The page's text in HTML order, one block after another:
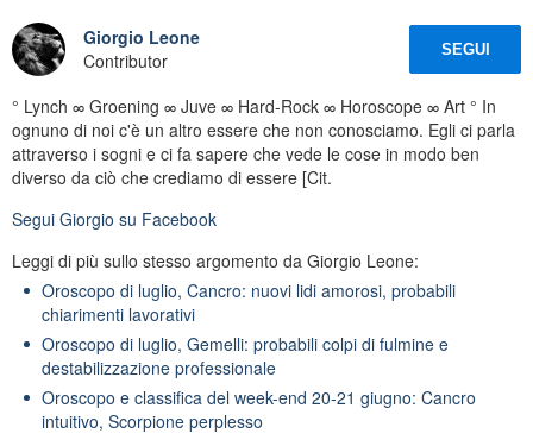
Giorgio Leone
Contributor
SEGUI
° Lynch ∞ Groening ∞ Juve ∞ Hard-Rock ∞ Horoscope ∞ Art ° In
ognuno di noi c'è un altro essere che non conosciamo. Egli ci parla
attraverso i sogni e ci fa sapere che vede le cose in modo ben
diverso da ciò che crediamo di essere [Cit.
Segui Giorgio su Facebook
Leggi di più sullo stesso argomento da Giorgio Leone:
Oroscopo di luglio, Cancro: nuovi lidi amorosi, probabili
chiarimenti lavorativi
Oroscopo di luglio, Gemelli: probabili colpi di fulmine e
destabilizzazione professionale
Oroscopo e classifica del week-end 20-21 giugno: Cancro
intuitivo, Scorpione perplesso